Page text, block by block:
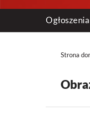
Ogłoszenia
Strona